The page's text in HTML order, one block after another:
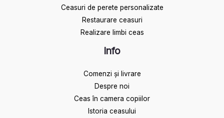
Ceasuri de perete personalizate
Restaurare ceasuri
Realizare limbi ceas
Info
Comenzi și livrare
Despre noi
Ceas în camera copiilor
Istoria ceasului​